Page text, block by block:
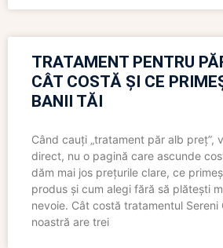
TRATAMENT PENTRU
CÂT COSTĂ ȘI CE
BANII TĂI
Când cauți „tratament păr alb preț”,
direct, nu o pagină care ascunde
dăm mai jos prețurile clare, ce
produs și cum alegi fără să plătești
nevoie. Cât costă tratamentul Sereni
noastră are trei